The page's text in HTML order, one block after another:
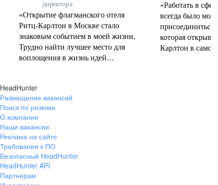
директора
«Открытие флагманского отеля
Ритц-Карлтон в Москве стало
знаковым событием в моей жизни.
Трудно найти лучшее место для
воплощения в жизнь идей
особой мистикой. В этом отеле
уже много лет сбываются мои
профессиональные мечты, а
каждая новая страница его
истории завораживает и
вдохновляет».
«Работать в
всегда было
присоединиться
которая
Карлтон в
HeadHunter
Размещение вакансий
Поиск по резюме
О компании
Наши вакансии
Реклама на сайте
Требования к ПО
Безопасный HeadHunter
HeadHunter API
Партнерам